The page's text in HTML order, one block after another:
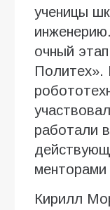
ученицы
очный
Политех».
работали
Кирилл